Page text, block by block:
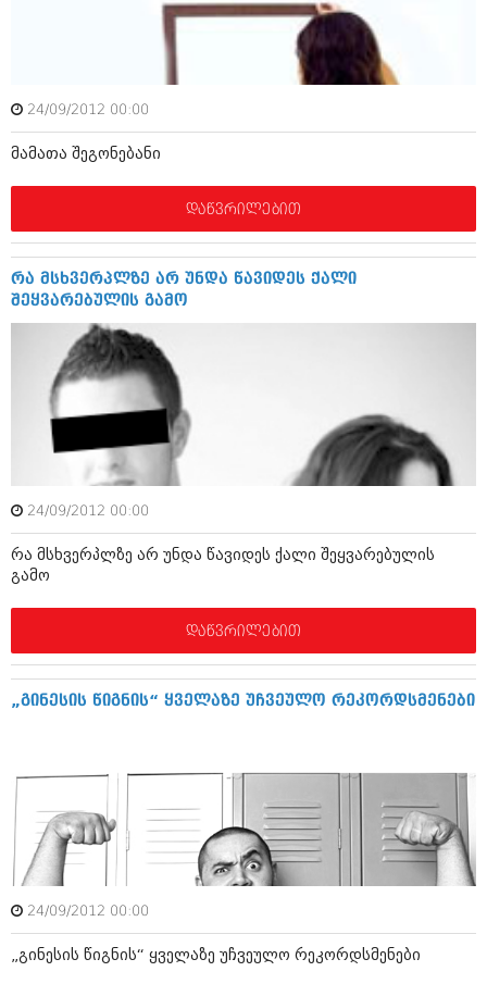
პოლიტიკა
ინტერვიუები
საზოგადოება
მოდი, ვილაპარაკოთ
რელიგია
მედიცინა
სპორტი
კადრს მიღმა
კულინარია
ავტორჩევები
გვარები
ჰოროსკოპი და შეუცნობელი
კრიმინალი
რომანი და დეტექტივი
სახალისო ამბები
მოდი, ვილაპარაკოთ
მედიცინა
სპორტი
კადრს მიღმა
კულინარია
ბელადები
ბიზნესსიახლეები
გვარები
კალეიდოსკოპი
რომანი და დეტექტივი
სახალისო ამბები
დაიჯესტი
24/09/2012 00:00
მამათა შეგონებანი
დაწვრილებით
რა მსხვერპლზე არ უნდა წავიდეს ქალი
შეყვარებულის გამო
24/09/2012 00:00
რა მსხვერპლზე არ უნდა წავიდეს ქალი შეყვარებულის
გამო
დაწვრილებით
„გინესის წიგნის“ ყველაზე უჩვეულო რეკორდსმენები
24/09/2012 00:00
„გინესის წიგნის“ ყველაზე უჩვეულო რეკორდსმენები